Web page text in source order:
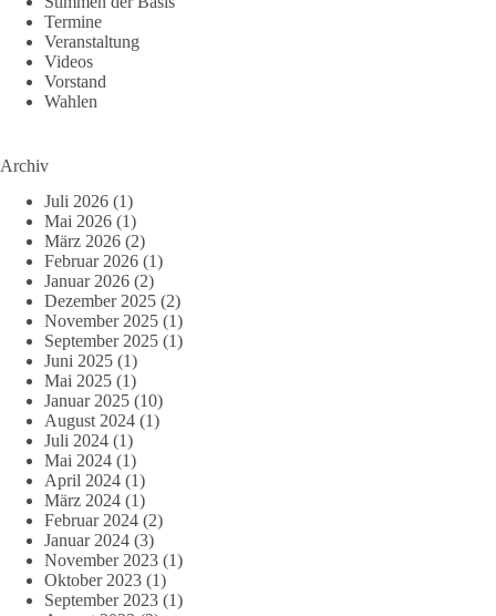
Termine
Veranstaltung
Videos
Vorstand
Wahlen
Archiv
Juli 2026 (1)
Mai 2026 (1)
März 2026 (2)
Februar 2026 (1)
Januar 2026 (2)
Dezember 2025 (2)
November 2025 (1)
September 2025 (1)
Juni 2025 (1)
Mai 2025 (1)
Januar 2025 (10)
August 2024 (1)
Juli 2024 (1)
Mai 2024 (1)
April 2024 (1)
März 2024 (1)
Februar 2024 (2)
Januar 2024 (3)
November 2023 (1)
Oktober 2023 (1)
September 2023 (1)